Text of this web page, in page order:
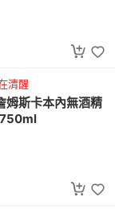
清醒
姆斯卡本內無酒精